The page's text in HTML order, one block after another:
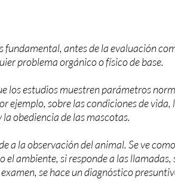
fundamental, antes de la evaluación
problema orgánico o físico de base.
los estudios muestren parámetros
ejemplo, sobre las condiciones de
la obediencia de las mascotas.
a la observación del animal. Se ve
el ambiente, si responde a las llamadas,
se hace un diagnóstico